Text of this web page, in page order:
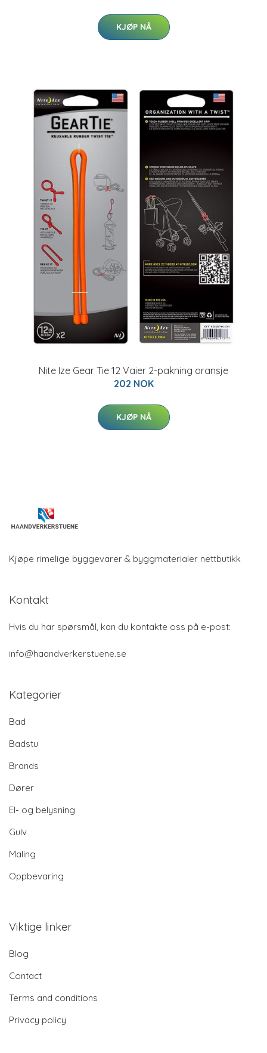
KJØP NÅ
Nite Ize Gear Tie 12 Vaier 2-pakning oransje
202 NOK
KJØP NÅ
Kjøpe rimelige byggevarer & byggmaterialer nettbutikk
Kontakt
Hvis du har spørsmål, kan du kontakte oss på e-post:
info@haandverkerstuene.se
Kategorier
Bad
Badstu
Brands
Dører
El- og belysning
Gulv
Maling
Oppbevaring
Viktige linker
Blog
Contact
Terms and conditions
Privacy policy